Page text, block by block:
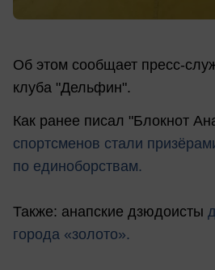
Об этом сообщает пресс-
клуба "Дельфин".
Как ранее писал "Блокнот
спортсменов стали
по единоборствам.
Также: анапские дзюдоисты
города «золото».